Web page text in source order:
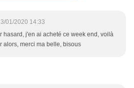
01/2020 14:33
hasard, j'en ai acheté ce week end, voilà
alors, merci ma belle, bisous